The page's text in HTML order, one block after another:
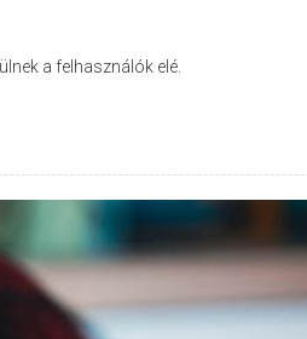
a felhasználók elé.